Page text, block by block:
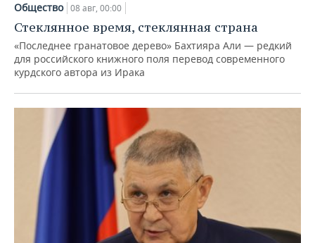
Общество 08 авг, 00:00
Стеклянное время, стеклянная страна
«Последнее гранатовое дерево» Бахтияра Али — редкий
для российского книжного поля перевод современного
курдского автора из Ирака